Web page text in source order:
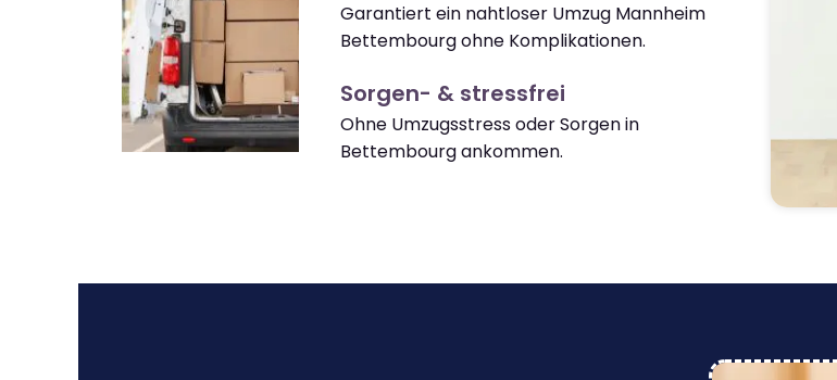
Garantiert ein nahtloser Umzug Mannheim
Bettembourg ohne Komplikationen.
Sorgen- & stressfrei
Ohne Umzugsstress oder Sorgen in
Bettembourg ankommen.